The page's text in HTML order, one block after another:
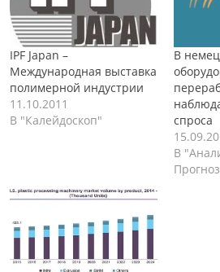
IPF Japan –
Международная выставка
полимерной индустрии
11.10.2011
В "Калейдоскоп"
В
спроса
В